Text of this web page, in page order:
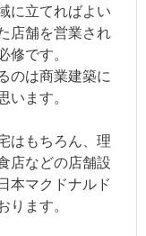
に立てればよい
店舗を営業され
です。
のは商業建築に
ます。
はもちろん、理
店などの店舗設
本マクドナルド
ます。